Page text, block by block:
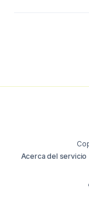
Acerca del servicio